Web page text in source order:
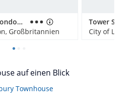
Motel One London-Tower Hill
Großbritannien
City of
auf einen Blick
Townhouse